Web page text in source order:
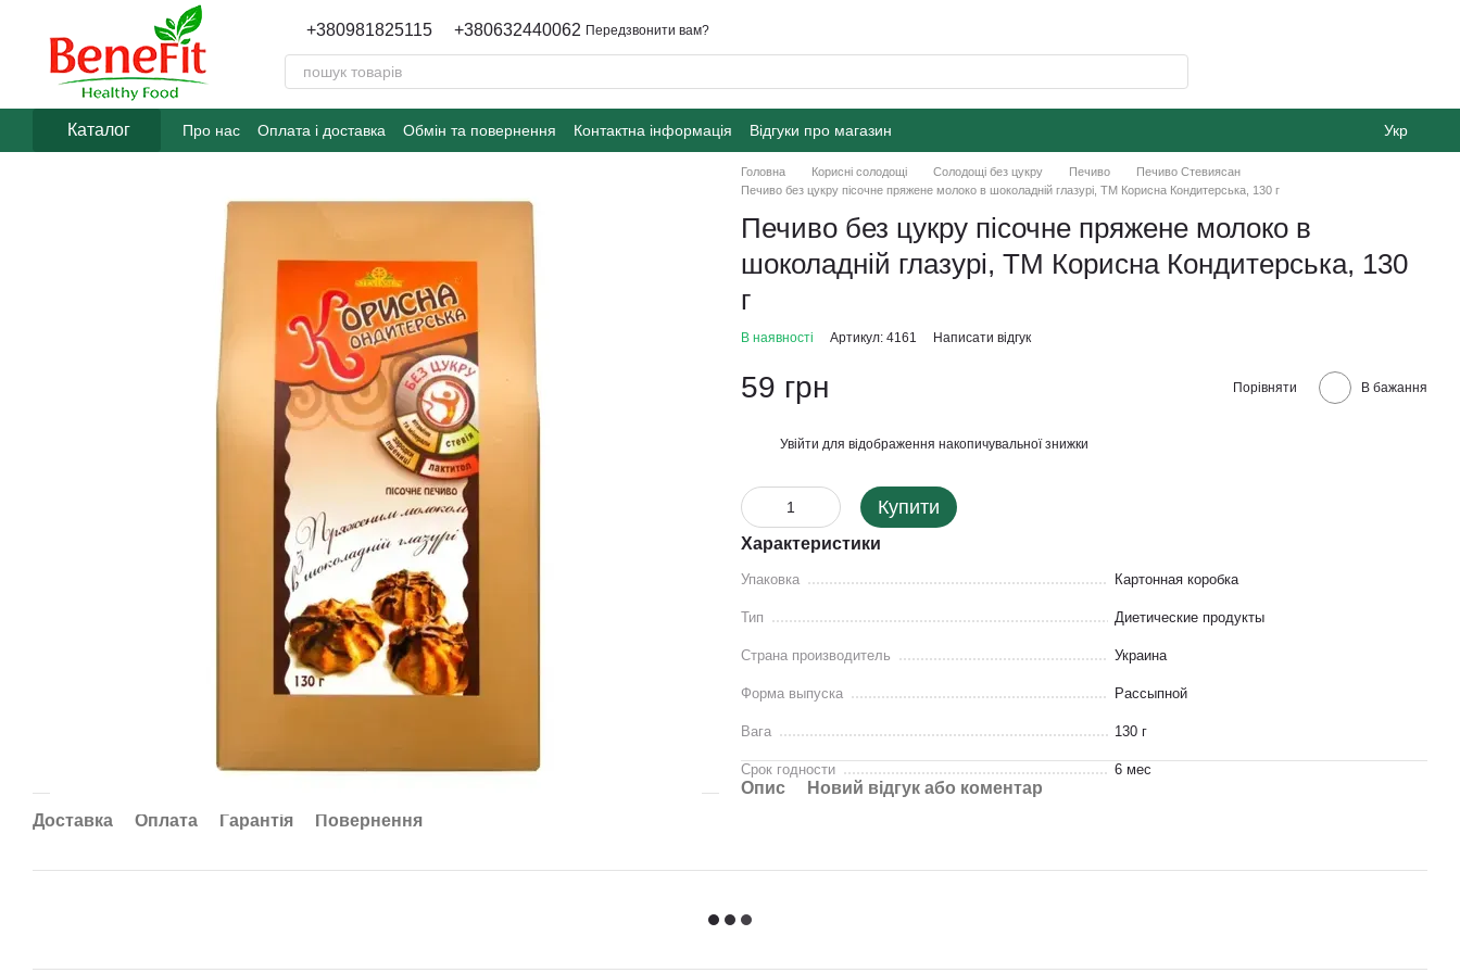
Перейти до основного контенту
+380981825115 +380632440062 Передзвонити вам?
Каталог Про нас Оплата і доставка Обмін та повернення Контактна інформація Відгуки про магазин Укр
Доставка Оплата Гарантія Повернення
Головна Корисні солодощі Солодощі без цукру Печиво
Печиво Стевиясан
Печиво без цукру пісочне пряжене молоко в шоколадній глазурі, ТМ Корисна Кондитерська, 130 г
Печиво без цукру пісочне пряжене молоко в
шоколадній глазурі, ТМ Корисна Кондитерська, 130
г
В наявності Артикул: 4161 Написати відгук
59 грн Порівняти В бажання
Увійти для відображення накопичувальної знижки
Купити
Характеристики
Упаковка Картонная коробка
Тип Диетические продукты
Страна производитель Украина
Форма выпуска Рассыпной
Вага 130 г
Срок годности 6 мес
Опис Новий відгук або коментар